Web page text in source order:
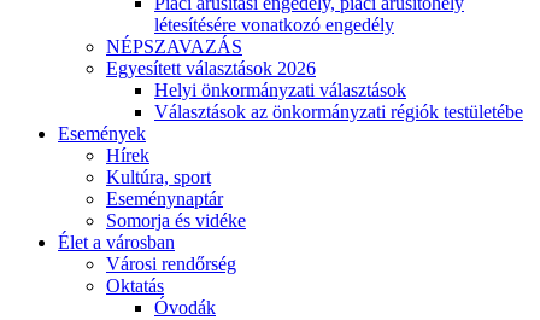
létesítésére vonatkozó engedély
NÉPSZAVAZÁS
Egyesített választások 2026
Helyi önkormányzati választások
Választások az önkormányzati régiók testületébe
Események
Hírek
Kultúra, sport
Eseménynaptár
Somorja és vidéke
Élet a városban
Városi rendőrség
Oktatás
Óvodák